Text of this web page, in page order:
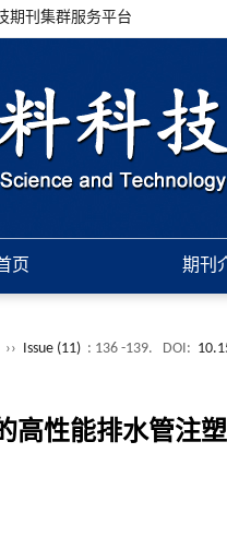
期刊集群服务平台
页 期刊
›› Issue (11) : 136 -139. DOI:
高性能排水管注